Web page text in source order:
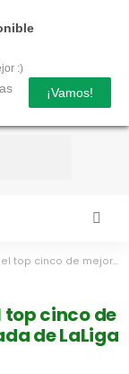
:)
¡Vamos!
tantos de la 30ª jornada de LaLiga
top cinco de
de LaLiga